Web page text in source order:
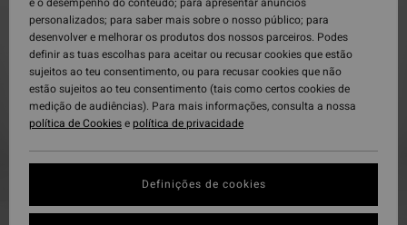
personalizados; para saber mais sobre o nosso público; para
desenvolver e melhorar os produtos dos nossos parceiros. Podes
definir as tuas escolhas para aceitar ou recusar cookies que estão
sujeitos ao teu consentimento, ou para recusar cookies que não
estão sujeitos ao teu consentimento (tais como certos cookies de
medição de audiências). Para mais informações, consulta a nossa
política de Cookiesepolítica de privacidade
Definições de cookies